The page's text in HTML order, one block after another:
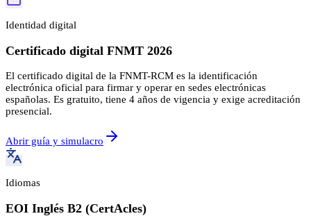
Identidad digital
Certificado digital FNMT 2026
El certificado digital de la FNMT-RCM es la identificación
electrónica oficial para firmar y operar en sedes electrónicas
españolas. Es gratuito, tiene 4 años de vigencia y exige acreditación
presencial.
Abrir guía y simulacro
Idiomas
EOI Inglés B2 (CertAcles)